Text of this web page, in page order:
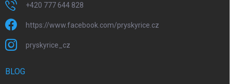
+420 777 644 828
https://www.facebook.com/pryskyrice.cz
pryskyrice_cz
BLOG